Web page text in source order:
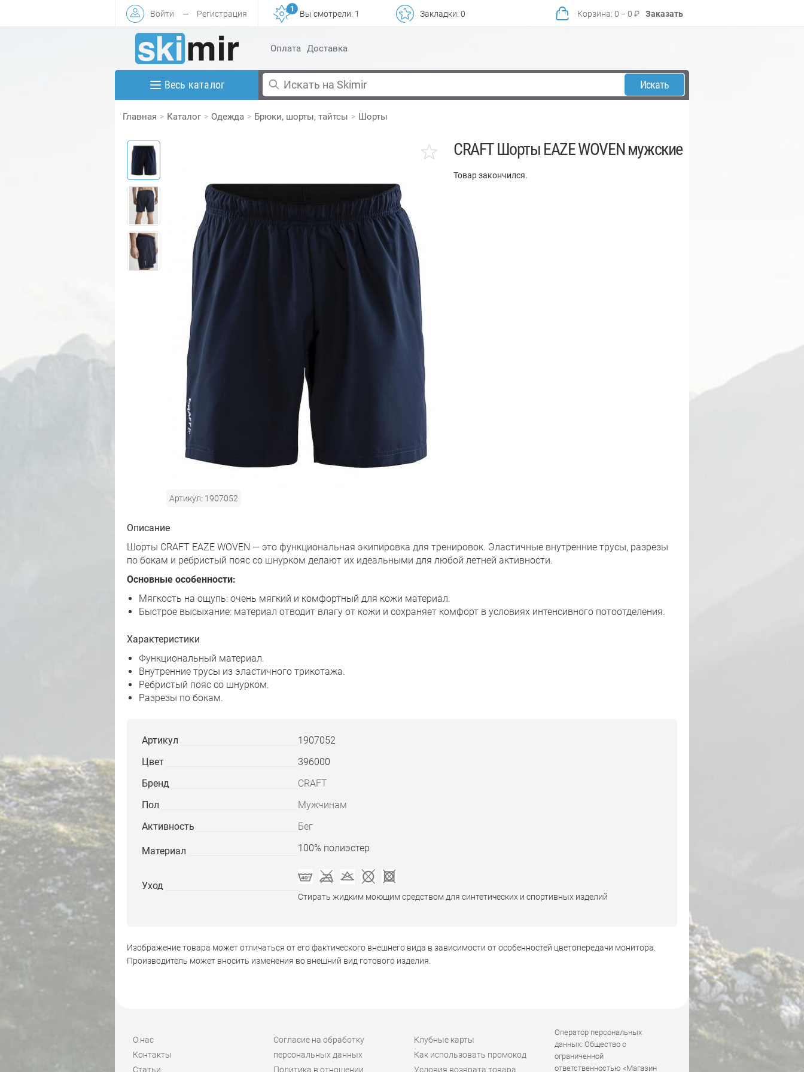
Войти — Регистрация
1
Вы смотрели: 1 Закладки: 0 Корзина: 0 − 0 ₽ Заказать
Оплата Доставка
Весь каталог Искать
Главная Каталог Одежда Брюки, шорты, тайтсы Шорты
Артикул: 1907052
CRAFT Шорты EAZE WOVEN мужские
Товар закончился.
Описание
Шорты CRAFT EAZE WOVEN — это функциональная экипировка для тренировок. Эластичные внутренние трусы, разрезы
по бокам и ребристый пояс со шнурком делают их идеальными для любой летней активности.
Основные особенности:
Мягкость на ощупь: очень мягкий и комфортный для кожи материал.
Быстрое высыхание: материал отводит влагу от кожи и сохраняет комфорт в условиях интенсивного потоотделения.
Характеристики
Функциональный материал.
Внутренние трусы из эластичного трикотажа.
Ребристый пояс со шнурком.
Разрезы по бокам.
Артикул
1907052
Цвет
396000
Бренд
CRAFT
Пол
Мужчинам
Активность
Бег
Материал 100% полиэстер
Уход
Стирать жидким моющим средством для синтетических и спортивных изделий
Изображение товара может отличаться от его фактического внешнего вида в зависимости от особенностей цветопередачи монитора.
Производитель может вносить изменения во внешний вид готового изделия.
О нас
Контакты
Статьи
Согласие на обработку
персональных данных
Политика в отношении
Клубные карты
Как использовать промокод
Условия возврата товара
Оператор персональных
данных: Общество с
ограниченной
ответственностью «Магазин